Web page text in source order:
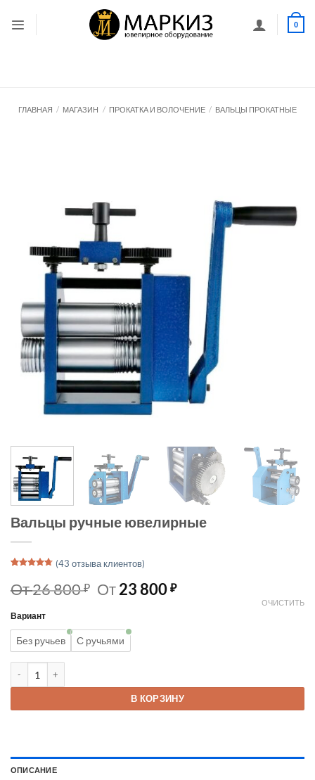
0
ГЛАВНАЯ / МАГАЗИН / ПРОКАТКА И ВОЛОЧЕНИЕ / ВАЛЬЦЫ ПРОКАТНЫЕ
Вальцы ручные ювелирные
4.68
из 5
на основе
(43 отзыва клиентов)
От26 800₽ От23 800₽
Вариант
Без ручьев С ручьями
ОЧИСТИТЬ
В КОРЗИНУ
ОПИСАНИЕ